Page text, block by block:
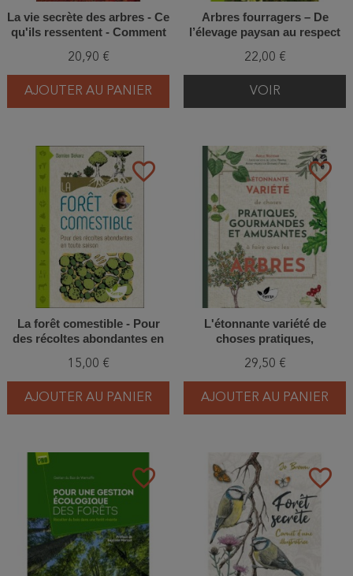
La vie secrète des arbres - Ce
qu'ils ressentent - Comment
normale
20,90 €
AJOUTER AU PANIER
Arbres fourragers – De
l’élevage paysan au respect
22,00 €
VOIR
favorite_border
La forêt comestible - Pour
des récoltes abondantes en
15,00 €
AJOUTER AU PANIER
favorite_border
L'étonnante variété de
choses pratiques,
faire avec les arbres
29,50 €
AJOUTER AU PANIER
favorite_border favorite_border